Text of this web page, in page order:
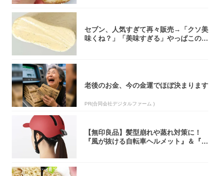
セブン、人気すぎて再々販売→「クソ美
味くね？」「美味すぎる」やっぱこのク
老後のお金、今の金運でほぼ決まります
PR(合同会社デジタルファーム )
【無印良品】髪型崩れや蒸れ対策に！
『風が抜ける自転車ヘルメット』＆『2